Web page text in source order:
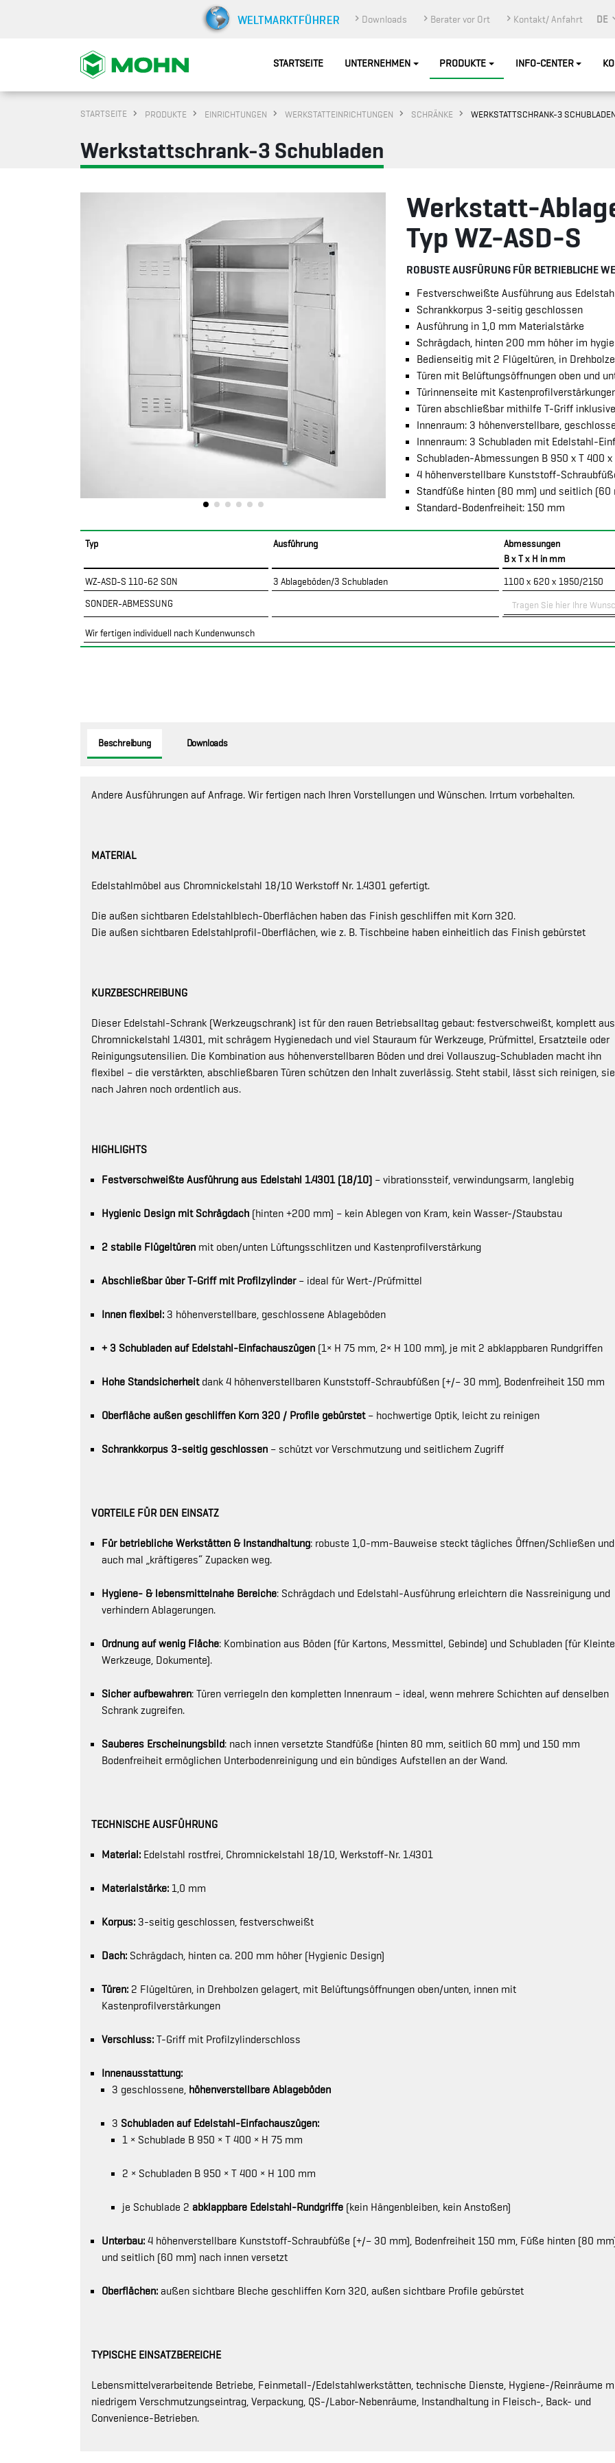
Downloads Berater vor Ort Kontakt/ Anfahrt DE
STARTSEITE UNTERNEHMEN PRODUKTE INFO-CENTER
STARTSEITE PRODUKTE EINRICHTUNGEN WERKSTATTEINRICHTUNGEN SCHRÄNKE WERKSTATTSCHRANK-3
Werkstattschrank-3 Schubladen
Werkstatt-
Typ WZ-ASD-S
ROBUSTE AUSFÜRUNG FÜR BETRIEBLICHE
Festverschweißte Ausführung aus
Schrankkorpus 3-seitig geschlossen
Ausführung in 1,0 mm Materialstärke
Schrägdach, hinten 200 mm höher im
Bedienseitig mit 2 Flügeltüren, in
Türen mit Belüftungsöffnungen oben und
Türinnenseite mit
Türen abschließbar mithilfe T-Griff
Innenraum: 3 höhenverstellbare,
Innenraum: 3 Schubladen mit Edelstahl-
Schubladen-Abmessungen B 950 x T 400
4 höhenverstellbare Kunststoff-
Standfüße hinten (80 mm) und seitlich (60
Standard-Bodenfreiheit: 150 mm
Typ Ausführung
Abmessungen
B x T x H in mm
WZ-ASD-S 110-62 SON 3 Ablageböden/3 Schubladen
1100 x 620 x 1950/2150
SONDER-ABMESSUNG
Wir fertigen individuell nach Kundenwunsch
Beschreibung Downloads
Andere Ausführungen auf Anfrage. Wir fertigen nach Ihren Vorstellungen und Wünschen. Irrtum vorbehalten.
MATERIAL
Edelstahlmöbel aus Chromnickelstahl 18/10 Werkstoff Nr. 1.4301 gefertigt.
Die außen sichtbaren Edelstahlblech-Oberflächen haben das Finish geschliffen mit Korn 320.
Die außen sichtbaren Edelstahlprofil-Oberflächen, wie z. B. Tischbeine haben einheitlich das Finish gebürstet
KURZBESCHREIBUNG
Dieser Edelstahl-Schrank (Werkzeugschrank) ist für den rauen Betriebsalltag gebaut: festverschweißt, komplett aus
Chromnickelstahl 1.4301, mit schrägem Hygienedach und viel Stauraum für Werkzeuge, Prüfmittel, Ersatzteile oder
Reinigungsutensilien. Die Kombination aus höhenverstellbaren Böden und drei Vollauszug-Schubladen macht ihn
flexibel – die verstärkten, abschließbaren Türen schützen den Inhalt zuverlässig. Steht stabil, lässt sich reinigen,
nach Jahren noch ordentlich aus.
HIGHLIGHTS
Festverschweißte Ausführung aus Edelstahl 1.4301 (18/10) – vibrationssteif, verwindungsarm, langlebig
Hygienic Design mit Schrägdach (hinten +200 mm) – kein Ablegen von Kram, kein Wasser-/Staubstau
2 stabile Flügeltüren mit oben/unten Lüftungsschlitzen und Kastenprofilverstärkung
Abschließbar über T-Griff mit Profilzylinder– ideal für Wert-/Prüfmittel
Innen flexibel: 3 höhenverstellbare, geschlossene Ablageböden
+ 3 Schubladen auf Edelstahl-Einfachauszügen (1× H 75 mm, 2× H 100 mm), je mit 2 abklappbaren Rundgriffen
Hohe Standsicherheitdank 4 höhenverstellbaren Kunststoff-Schraubfüßen (+/– 30 mm), Bodenfreiheit 150 mm
Oberfläche außen geschliffen Korn 320 / Profile gebürstet– hochwertige Optik, leicht zu reinigen
Schrankkorpus 3-seitig geschlossen – schützt vor Verschmutzung und seitlichem Zugriff
VORTEILE FÜR DEN EINSATZ
Für betriebliche Werkstätten & Instandhaltung: robuste 1,0-mm-Bauweise steckt tägliches Öffnen/Schließen und
auch mal „kräftigeres“ Zupacken weg.
Hygiene- & lebensmittelnahe Bereiche: Schrägdach und Edelstahl-Ausführung erleichtern die Nassreinigung und
verhindern Ablagerungen.
Ordnung auf wenig Fläche: Kombination aus Böden (für Kartons, Messmittel, Gebinde) und Schubladen (für
Werkzeuge, Dokumente).
Sicher aufbewahren: Türen verriegeln den kompletten Innenraum – ideal, wenn mehrere Schichten auf denselben
Schrank zugreifen.
Sauberes Erscheinungsbild: nach innen versetzte Standfüße (hinten 80 mm, seitlich 60 mm) und 150 mm
Bodenfreiheit ermöglichen Unterbodenreinigung und ein bündiges Aufstellen an der Wand.
TECHNISCHE AUSFÜHRUNG
Material: Edelstahl rostfrei, Chromnickelstahl 18/10, Werkstoff-Nr. 1.4301
Materialstärke: 1,0 mm
Korpus: 3-seitig geschlossen, festverschweißt
Dach: Schrägdach, hinten ca. 200 mm höher (Hygienic Design)
Türen: 2 Flügeltüren, in Drehbolzen gelagert, mit Belüftungsöffnungen oben/unten, innen mit
Kastenprofilverstärkungen
Verschluss: T-Griff mit Profilzylinderschloss
Innenausstattung:
3 geschlossene, höhenverstellbare Ablageböden
3 Schubladen auf Edelstahl-Einfachauszügen:
1 × Schublade B 950 × T 400 × H 75 mm
2 × Schubladen B 950 × T 400 × H 100 mm
je Schublade 2 abklappbare Edelstahl-Rundgriffe (kein Hängenbleiben, kein Anstoßen)
Unterbau: 4 höhenverstellbare Kunststoff-Schraubfüße (+/– 30 mm), Bodenfreiheit 150 mm, Füße hinten (80
und seitlich (60 mm) nach innen versetzt
Oberflächen: außen sichtbare Bleche geschliffen Korn 320, außen sichtbare Profile gebürstet
TYPISCHE EINSATZBEREICHE
Lebensmittelverarbeitende Betriebe, Feinmetall-/Edelstahlwerkstätten, technische Dienste, Hygiene-/Reinräume
niedrigem Verschmutzungseintrag, Verpackung, QS-/Labor-Nebenräume, Instandhaltung in Fleisch-, Back- und
Convenience-Betrieben.